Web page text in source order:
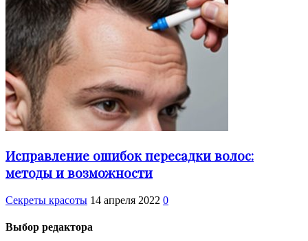
Исправление ошибок пересадки волос:
методы и возможности
Секреты красоты 14 апреля 2022 0
Выбор редактора